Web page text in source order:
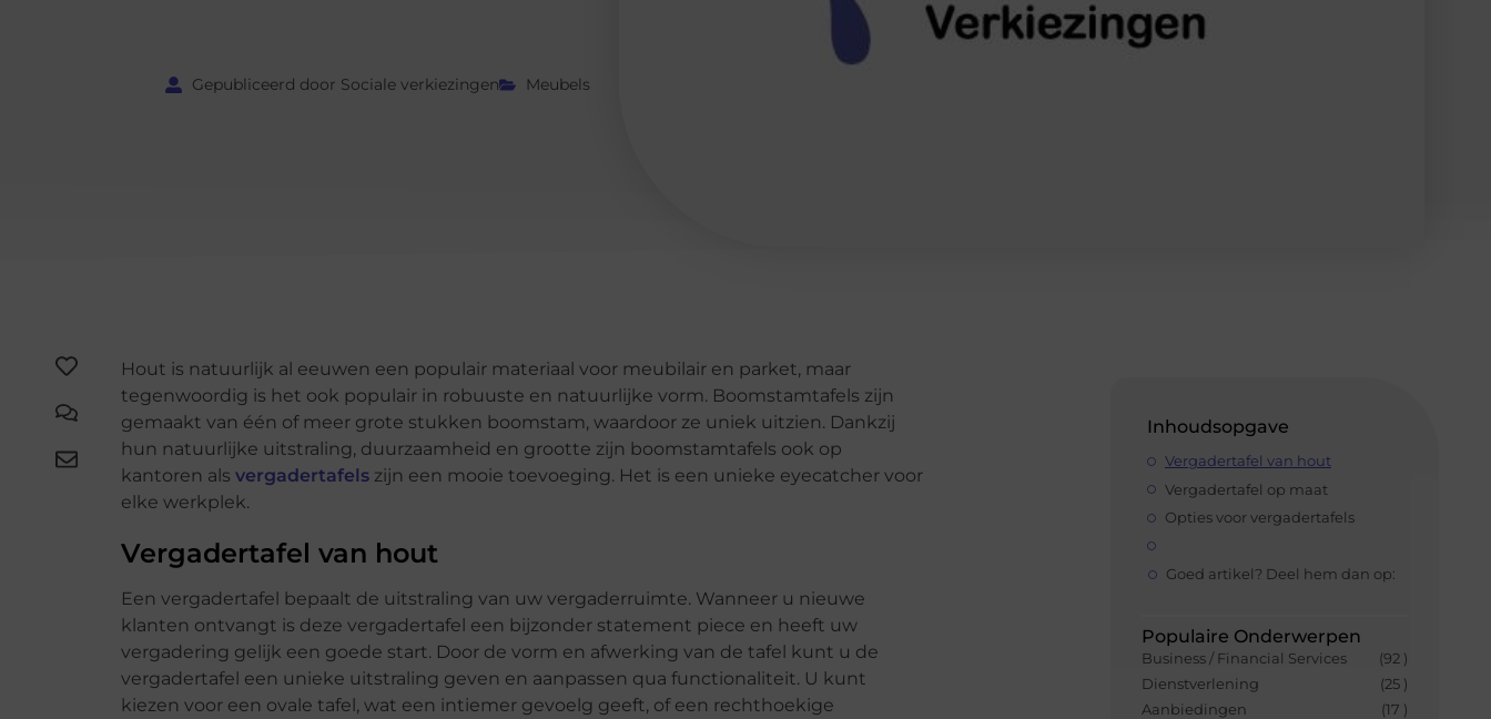
Gepubliceerd door Sociale verkiezingen Meubels
Inhoudsopgave
Vergadertafel van hout
Vergadertafel op maat
Opties voor vergadertafels
Goed artikel? Deel hem dan op:
Populaire Onderwerpen
Business / Financial Services
(92 )
Dienstverlening
(25 )
Aanbiedingen
(17 )
Hout is natuurlijk al eeuwen een populair materiaal voor meubilair en parket, maar
tegenwoordig is het ook populair in robuuste en natuurlijke vorm. Boomstamtafels zijn
gemaakt van één of meer grote stukken boomstam, waardoor ze uniek uitzien. Dankzij
hun natuurlijke uitstraling, duurzaamheid en grootte zijn boomstamtafels ook op
kantoren alsvergadertafels zijn een mooie toevoeging. Het is een unieke eyecatcher voor
elke werkplek.
Vergadertafel van hout
Een vergadertafel bepaalt de uitstraling van uw vergaderruimte. Wanneer u nieuwe
klanten ontvangt is deze vergadertafel een bijzonder statement piece en heeft uw
vergadering gelijk een goede start. Door de vorm en afwerking van de tafel kunt u de
vergadertafel een unieke uitstraling geven en aanpassen qua functionaliteit. U kunt
kiezen voor een ovale tafel, wat een intiemer gevoelg geeft, of een rechthoekige